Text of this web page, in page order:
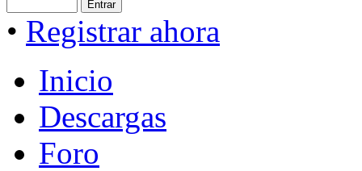
• Registrar ahora
Inicio
Descargas
Foro